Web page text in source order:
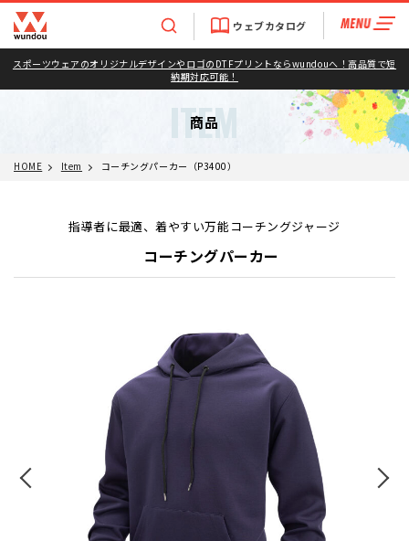
スポーツウェアのオリジナルデザインやロゴのDTFプリントならwundouへ！高品質で短
納期対応可能！
ウェブカタログ
商品
ITEM
HOME Item コーチングパーカー（P3400）
指導者に最適、着やすい万能コーチングジャージ
コーチングパーカー